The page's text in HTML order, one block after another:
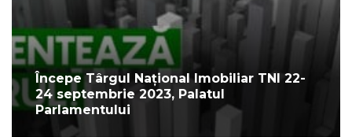
Începe Târgul Național Imobiliar TNI 22-
24 septembrie 2023, Palatul
Parlamentului